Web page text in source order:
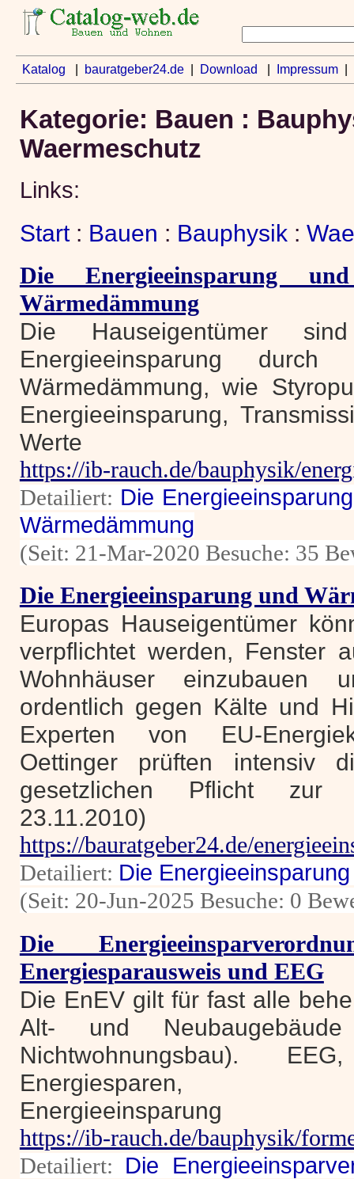
Katalog bauratgeber24.de| Download Impressum|
Kategorie: Bauen :
Waermeschutz
Links:
Start: Bauen : Bauphysik:
Die Energieeinsparung
Wärmedämmung
Die Hauseigentümer
Energieeinsparung durch
Wärmedämmung, wie
Energieeinsparung,
Werte
https://ib-rauch.de/bauphysik/
Detailiert: Die
Wärmedämmung
(Seit: 21-Mar-2020 Besuche: 35
Die Energieeinsparung und
Europas Hauseigentümer
verpflichtet werden, Fenster
Wohnhäuser einzubauen
ordentlich gegen Kälte und
Experten von EU-
Oettinger prüften intensiv
gesetzlichen Pflicht zur
23.11.2010)
https://bauratgeber24.de/
Detailiert: Die
(Seit: 20-Jun-2025 Besuche: 0
Die
Energiesparausweis und EEG
Die EnEV gilt für fast alle
Alt- und
Nichtwohnungsbau).
Energiesparen,
Energieeinsparung
https://ib-rauch.de/bauphysik/
Detailiert: Die